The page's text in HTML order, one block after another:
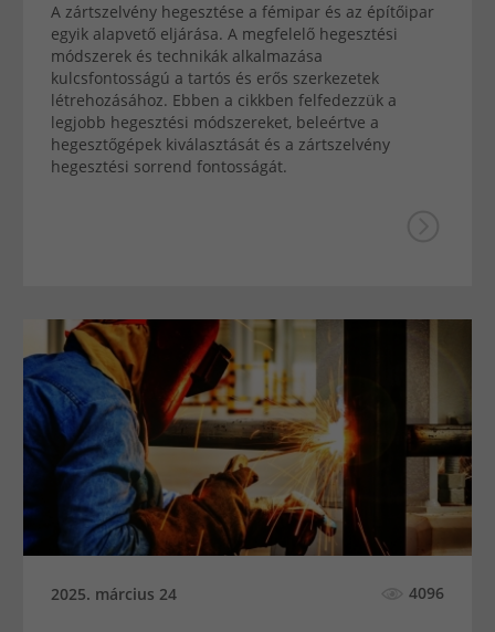
A zártszelvény hegesztése a fémipar és az építőipar
egyik alapvető eljárása. A megfelelő hegesztési
módszerek és technikák alkalmazása
kulcsfontosságú a tartós és erős szerkezetek
létrehozásához. Ebben a cikkben felfedezzük a
legjobb hegesztési módszereket, beleértve a
hegesztőgépek kiválasztását és a zártszelvény
hegesztési sorrend fontosságát.
2025. március 24 4096